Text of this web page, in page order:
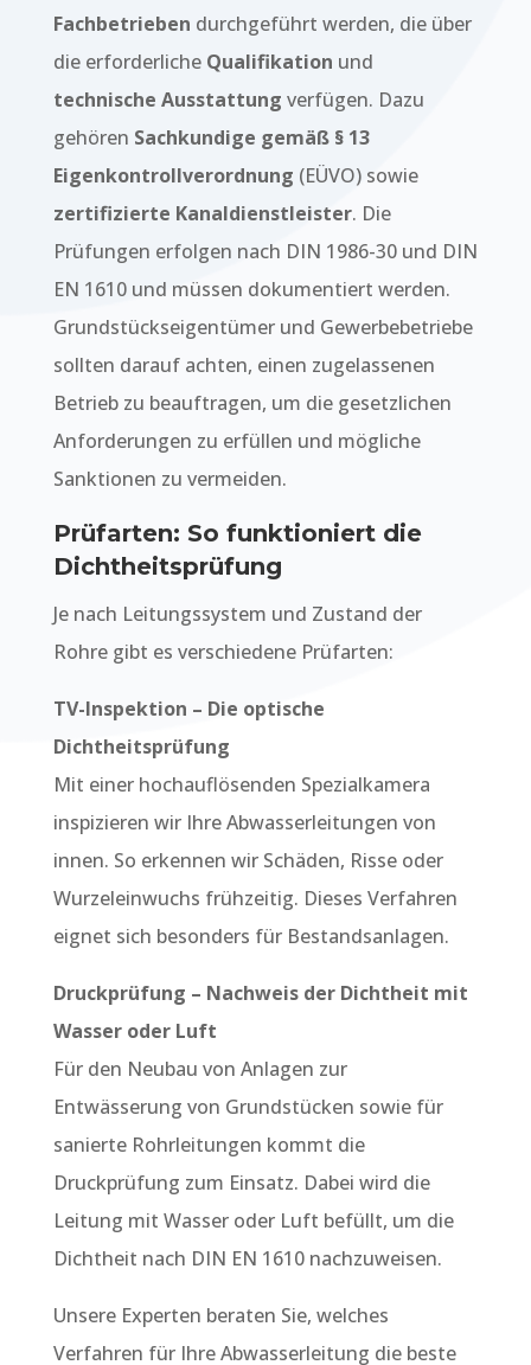
Fachbetrieben durchgeführt werden, die über
die erforderliche Qualifikation und
technische Ausstattung verfügen. Dazu
gehören Sachkundige gemäß § 13
Eigenkontrollverordnung (EÜVO) sowie
zertifizierte Kanaldienstleister. Die
Prüfungen erfolgen nach DIN 1986-30 und DIN
EN 1610 und müssen dokumentiert werden.
Grundstückseigentümer und Gewerbebetriebe
sollten darauf achten, einen zugelassenen
Betrieb zu beauftragen, um die gesetzlichen
Anforderungen zu erfüllen und mögliche
Sanktionen zu vermeiden.
Prüfarten: So funktioniert die
Dichtheitsprüfung
Je nach Leitungssystem und Zustand der
Rohre gibt es verschiedene Prüfarten:
TV-Inspektion – Die optische
Dichtheitsprüfung
Mit einer hochauflösenden Spezialkamera
inspizieren wir Ihre Abwasserleitungen von
innen. So erkennen wir Schäden, Risse oder
Wurzeleinwuchs frühzeitig. Dieses Verfahren
eignet sich besonders für Bestandsanlagen.
Druckprüfung – Nachweis der Dichtheit mit
Wasser oder Luft
Für den Neubau von Anlagen zur
Entwässerung von Grundstücken sowie für
sanierte Rohrleitungen kommt die
Druckprüfung zum Einsatz. Dabei wird die
Leitung mit Wasser oder Luft befüllt, um die
Dichtheit nach DIN EN 1610 nachzuweisen.
Unsere Experten beraten Sie, welches
Verfahren für Ihre Abwasserleitung die beste